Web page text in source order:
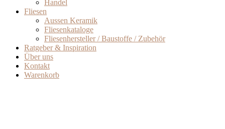
Handel
Fliesen
Aussen Keramik
Fliesenkataloge
Fliesenhersteller / Baustoffe / Zubehör
Ratgeber & Inspiration
Über uns
Kontakt
Warenkorb